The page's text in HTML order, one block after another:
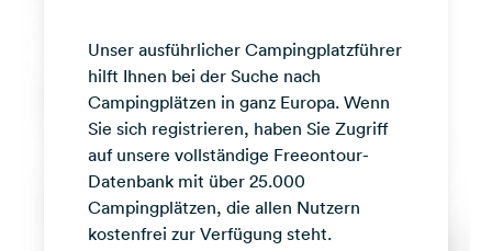
Media
Facebook
Instagram
Unser ausführlicher Campingplatzführer
hilft Ihnen bei der Suche nach
Campingplätzen in ganz Europa. Wenn
Sie sich registrieren, haben Sie Zugriff
auf unsere vollständige Freeontour-
Datenbank mit über 25.000
Campingplätzen, die allen Nutzern
kostenfrei zur Verfügung steht.